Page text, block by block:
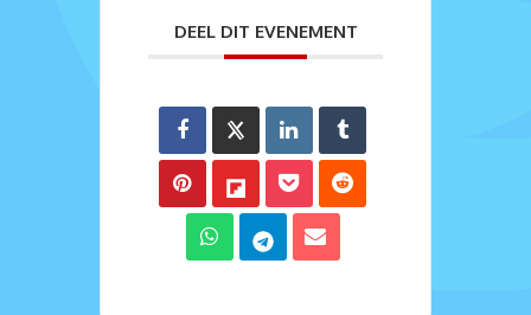
DEEL DIT EVENEMENT